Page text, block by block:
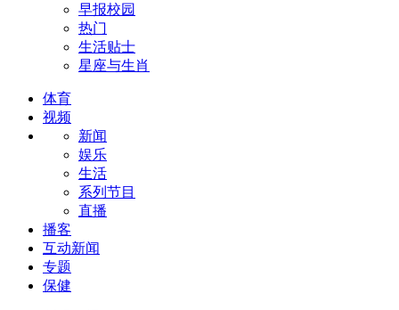
早报校园
热门
生活贴士
星座与生肖
体育
视频
新闻
娱乐
生活
系列节目
直播
播客
互动新闻
专题
保健